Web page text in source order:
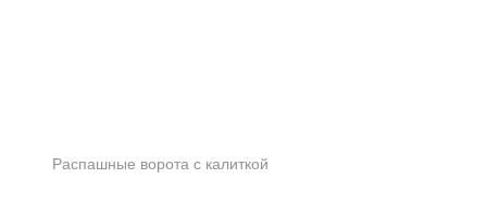
Распашные ворота с калиткой